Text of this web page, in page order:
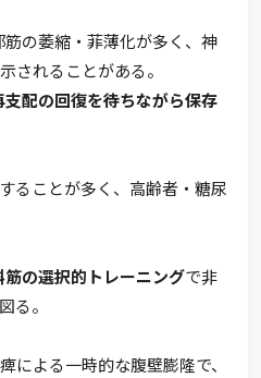
の萎縮・菲薄化が多く、神
されることがある。
支配の回復を待ちながら保存
ることが多く、高齢者・糖尿
の選択的トレーニングで非
る。
による一時的な腹壁膨隆で、